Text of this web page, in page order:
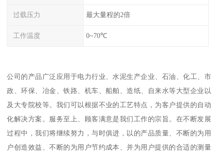
过载压力 最大量程的2倍
工作温度 0~70℃
公司的产品广泛应用于电力行业、水泥生产企业、石油、化工、市
政、环保、冶金、铁路、机车、船舶、造纸、自来水等大型企业以
及大专院校等。我们可以根据不业的工艺特点，为客户提供的自动
化解决方案。服务至上、顾客满意是我们工作的宗旨。在不断发展
过程中，我们将继续努力，与时俱进，以的产品质量、不断的为用
户创造效益、不断的为用户节约成本、并为用户提供的合适的测量